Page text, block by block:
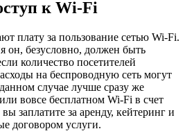
к Wi-Fi
плату за пользование сетью Wi-Fi.
он, безусловно, должен быть
количество посетителей
на беспроводную сеть могут
случае лучше сразу же
вовсе бесплатном Wi-Fi в счет
заплатите за аренду, кейтеринг и
договором услуги.